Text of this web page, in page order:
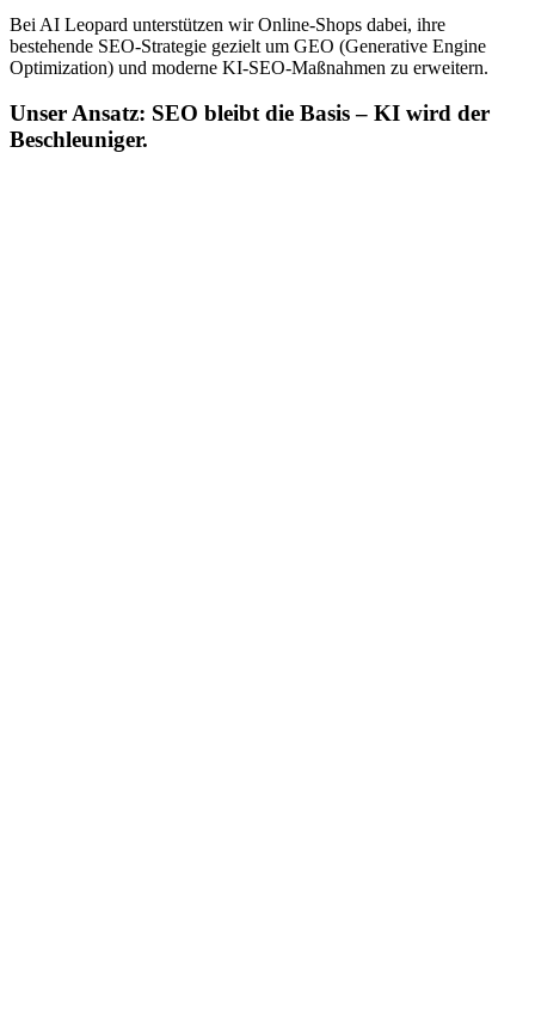
Bei AI Leopard unterstützen wir Online-Shops dabei, ihre
bestehende SEO-Strategie gezielt um GEO (Generative Engine
Optimization) und moderne KI-SEO-Maßnahmen zu erweitern.
Unser Ansatz: SEO bleibt die Basis – KI wird der
Beschleuniger.